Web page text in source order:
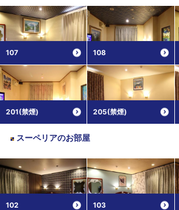
107 108
201(禁煙) 205(禁煙)
スーペリアのお部屋
102 103